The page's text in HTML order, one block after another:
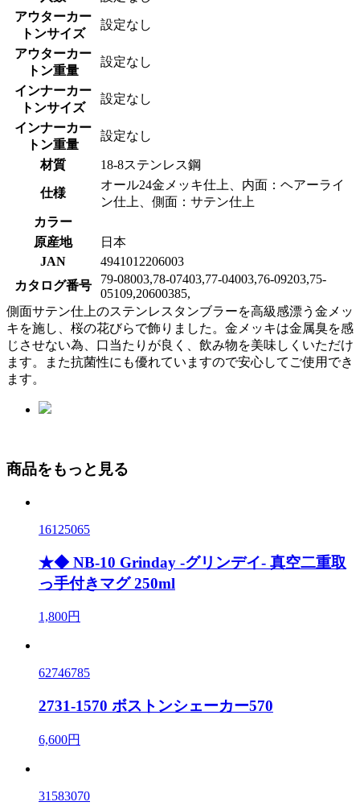
アウターカー
トンサイズ
設定なし
アウターカー
トン重量
設定なし
インナーカー
トンサイズ
設定なし
インナーカー
トン重量
設定なし
材質 18-8ステンレス鋼
仕様
オール24金メッキ仕上、内面：ヘアーライ
ン仕上、側面：サテン仕上
カラー
原産地
日本
JAN
4941012206003
カタログ番号
79-08003,78-07403,77-04003,76-09203,75-
05109,20600385,
側面サテン仕上のステンレスタンブラーを高級感漂う金メッ
キを施し、桜の花びらで飾りました。金メッキは金属臭を感
じさせない為、口当たりが良く、飲み物を美味しくいただけ
ます。また抗菌性にも優れていますので安心してご使用でき
ます。
商品をもっと見る
16125065
★◆ NB-10 Grinday -グリンデイ- 真空二重取
っ手付きマグ 250ml
1,800円
62746785
2731-1570 ボストンシェーカー570
6,600円
31583070